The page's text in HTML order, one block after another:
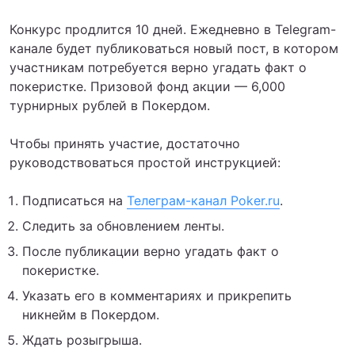
Конкурс продлится 10 дней. Ежедневно в Telegram-
канале будет публиковаться новый пост, в котором
участникам потребуется верно угадать факт о
покеристке. Призовой фонд акции — 6,000
турнирных рублей в Покердом.
Чтобы принять участие, достаточно
руководствоваться простой инструкцией:
Подписаться на Телеграм-канал Poker.ru.
Следить за обновлением ленты.
После публикации верно угадать факт о
покеристке.
Указать его в комментариях и прикрепить
никнейм в Покердом.
Ждать розыгрыша.